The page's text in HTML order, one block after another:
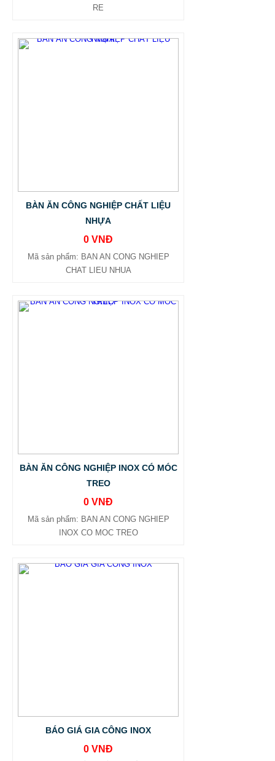
RE
BÀN ĂN CÔNG NGHIỆP CHẤT LIỆU
NHỰA
0 VNĐ
Mã sản phẩm: BAN AN CONG NGHIEP
CHAT LIEU NHUA
BÀN ĂN CÔNG NGHIỆP INOX CÓ MÓC
TREO
0 VNĐ
Mã sản phẩm: BAN AN CONG NGHIEP
INOX CO MOC TREO
BÁO GIÁ GIA CÔNG INOX
0 VNĐ